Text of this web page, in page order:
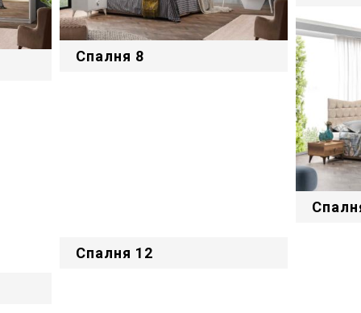
Спалня 8
Спалня 12